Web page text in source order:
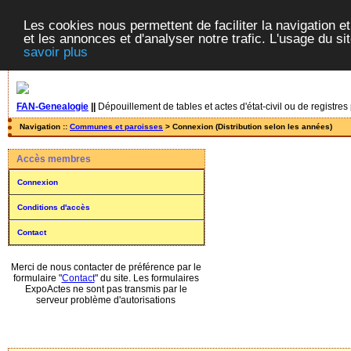
Les cookies nous permettent de faciliter la navigation
et les annonces et d'analyser notre trafic. L'usage du
savoir plus
FAN-Genealogie Dépouillement de tables et actes d'état-civil ou de
Navigation :: Communes et paroisses > Connexion (Distribution selon les années)
Accès membres
Connexion
Conditions d'accès
Contact
Merci de nous contacter de préférence par le
formulaire "Contact" du site. Les formulaires
ExpoActes ne sont pas transmis par le
serveur problème d'autorisations